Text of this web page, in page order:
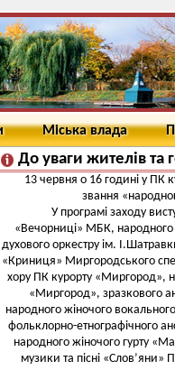
Міська влада
До уваги жителів та
13 червня о 16 годині у ПК
звання
У програмі заходу
«Вечорниці» МБК,
духового оркестру ім.
«Криниця» Миргородського
хору ПК курорту «Миргород»,
«Миргород», зразкового
народного жіночого
фольклорно-етнографічного
народного жіночого гурту
музики та пісні